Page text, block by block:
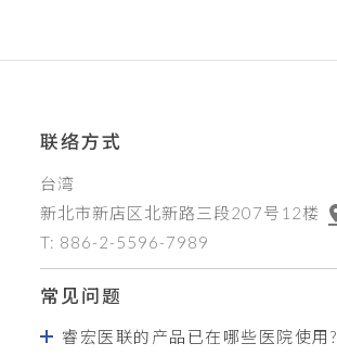
联络方式
台湾
新北市新店区北新路三段207号12楼
T: 886-2-5596-7989
常见问题
睿宏医联的产品已在哪些医院使用?